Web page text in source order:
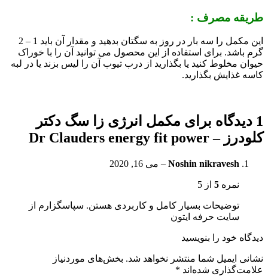
طریقه مصرف :
این مکمل را سه بار در روز به سگتان بدهید و مقدار آن باید 1 – 2
گرم باشد. برای استفاده از این محصول می توانید آن را با خوراک
حیوان مخلوط کنید یا بگذارید از درب تیوب آن را لیس بزند یا در لبه
کاسه غذایش بگذارید.
1 دیدگاه برای
مکمل انرژی زا سگ دکتر
کلودرز – Dr Clauders energy fit power
Noshin nikravesh
– می 16, 2020
نمره 5 از 5
توضیحات بسیار کامل و کاربردی هستن. سپاسگزارم از
سایت حرفه ایتون
دیدگاه خود را بنویسید
نشانی ایمیل شما منتشر نخواهد شد. بخش‌های موردنیاز
علامت‌گذاری شده‌اند *